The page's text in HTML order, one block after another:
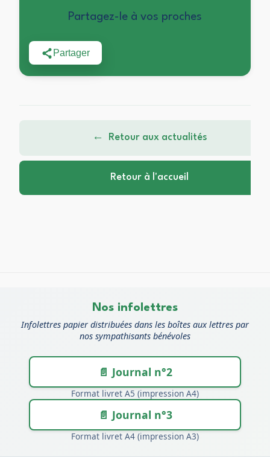
Partagez-le à vos proches
Partager
← Retour aux actualités
Retour à l'accueil
Nos infolettres
Infolettres papier distribuées dans les boîtes aux lettres par
nos sympathisants bénévoles
📄 Journal n°2
Format livret A5 (impression A4)
📄 Journal n°3
Format livret A4 (impression A3)